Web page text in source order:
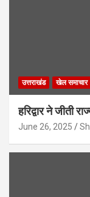
उत्तराखंड खेल समाचार
हरिद्वार ने जीती
June 26, 2025